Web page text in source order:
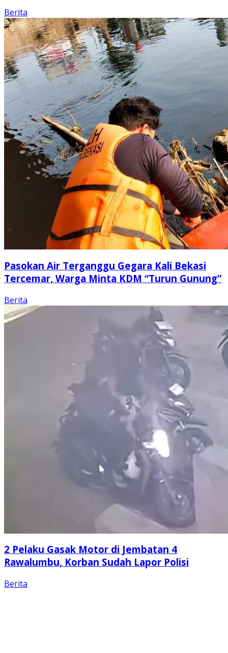
Berita
Pasokan Air Terganggu Gegara Kali Bekasi
Tercemar, Warga Minta KDM “Turun Gunung”
Berita
2 Pelaku Gasak Motor di Jembatan 4
Rawalumbu, Korban Sudah Lapor Polisi
Berita